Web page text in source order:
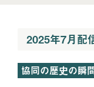
2025年7月配
協同の歴史の瞬